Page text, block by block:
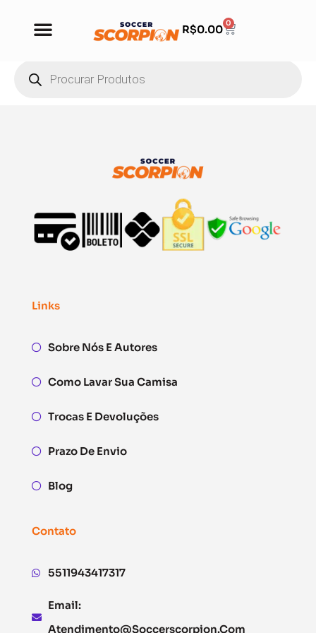
R$0.00 0
Links
Sobre Nós E Autores
Como Lavar Sua Camisa
Trocas E Devoluções
Prazo De Envio
Blog
Contato
5511943417317
Email:
Atendimento@soccerscorpion.com